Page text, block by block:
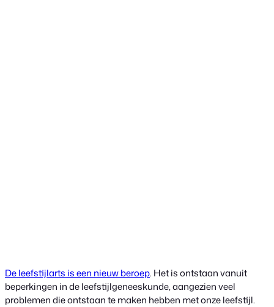
De leefstijlarts is een nieuw beroep. Het is ontstaan vanuit
beperkingen in de leefstijlgeneeskunde, aangezien veel
problemen die ontstaan te maken hebben met onze leefstijl.